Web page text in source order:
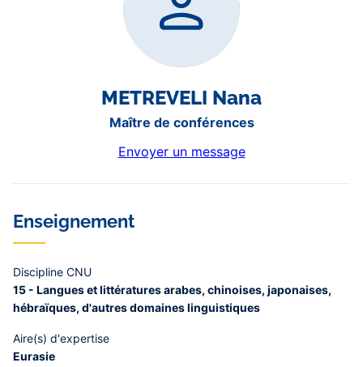
METREVELI Nana
Maître de conférences
Envoyer un message
Enseignement
Discipline CNU
15 - Langues et littératures arabes, chinoises, japonaises,
hébraïques, d'autres domaines linguistiques
Aire(s) d'expertise
Eurasie